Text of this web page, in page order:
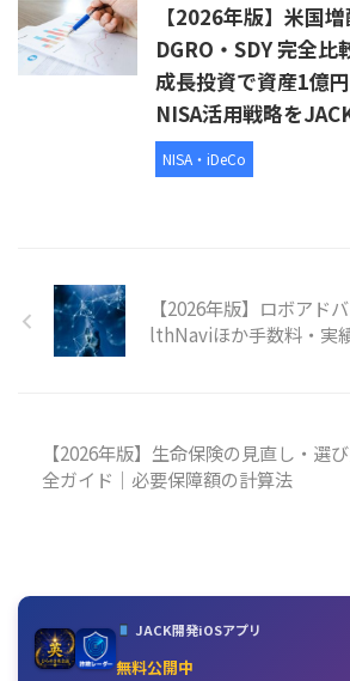
【2026年版】米国
DGRO・SDY 完全比
成長投資で資産1億
NISA活用戦略を
NISA・iDeCo
【2026年版】ロボアド
lthNaviほか手数料・実
【2026年版】生命保険の見直し・選
全ガイド｜必要保障額の計算法
JACK開発iOSアプリ
無料公開中